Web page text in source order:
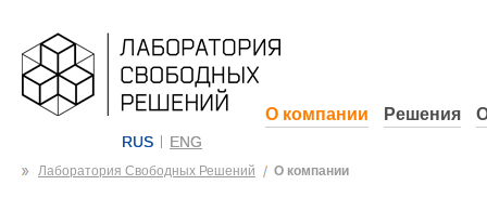
RUS ENG
О компании Решения
Лаборатория Свободных Решений О компании